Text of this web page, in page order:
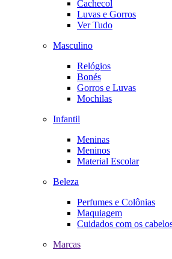
Cachecol
Luvas e Gorros
Ver Tudo
Masculino
Relógios
Bonés
Gorros e Luvas
Mochilas
Infantil
Meninas
Meninos
Material Escolar
Beleza
Perfumes e Colônias
Maquiagem
Cuidados com os
Marcas